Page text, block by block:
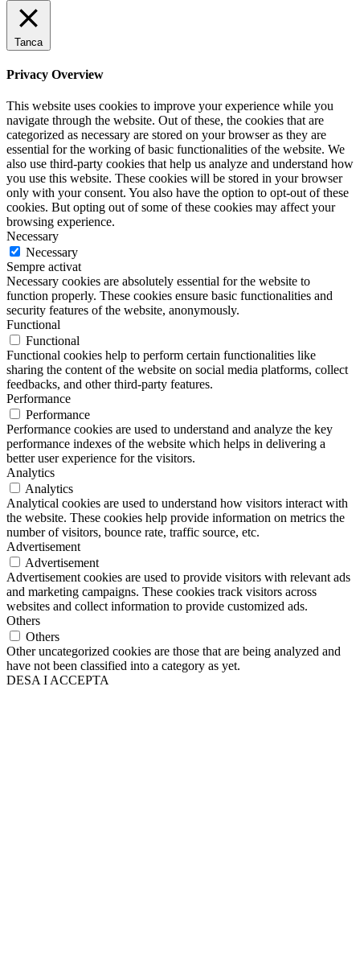
Tanca
Privacy Overview
This website uses cookies to improve your experience while you
navigate through the website. Out of these, the cookies that are
categorized as necessary are stored on your browser as they are
essential for the working of basic functionalities of the website. We
also use third-party cookies that help us analyze and understand how
you use this website. These cookies will be stored in your browser
only with your consent. You also have the option to opt-out of these
cookies. But opting out of some of these cookies may affect your
browsing experience.
Necessary
Necessary
Sempre activat
Necessary cookies are absolutely essential for the website to
function properly. These cookies ensure basic functionalities and
security features of the website, anonymously.
Functional
Functional
Functional cookies help to perform certain functionalities like
sharing the content of the website on social media platforms, collect
feedbacks, and other third-party features.
Performance
Performance
Performance cookies are used to understand and analyze the key
performance indexes of the website which helps in delivering a
better user experience for the visitors.
Analytics
Analytics
Analytical cookies are used to understand how visitors interact with
the website. These cookies help provide information on metrics the
number of visitors, bounce rate, traffic source, etc.
Advertisement
Advertisement
Advertisement cookies are used to provide visitors with relevant ads
and marketing campaigns. These cookies track visitors across
websites and collect information to provide customized ads.
Others
Others
Other uncategorized cookies are those that are being analyzed and
have not been classified into a category as yet.
DESA I ACCEPTA